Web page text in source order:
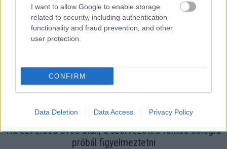
I want to allow Google to enable storage
related to security, including authentication
functionality and fraud prevention, and other
user protection.
CONFIRM
Data Deletion Data Access Privacy Policy
Ha ezt érzed evés után, a szervezeted fontos dologra
próbál figyelmeztetni